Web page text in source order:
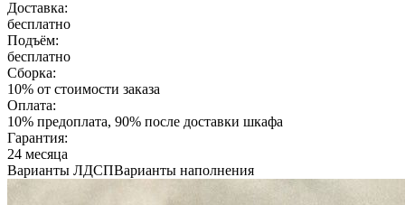
Доставка:
бесплатно
Подъём:
бесплатно
Сборка:
10% от стоимости заказа
Оплата:
10% предоплата, 90% после доставки шкафа
Гарантия:
24 месяца
Варианты ЛДСПВарианты наполнения